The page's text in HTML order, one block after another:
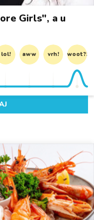
Girls", a u
lol! aww vrh! woot?!